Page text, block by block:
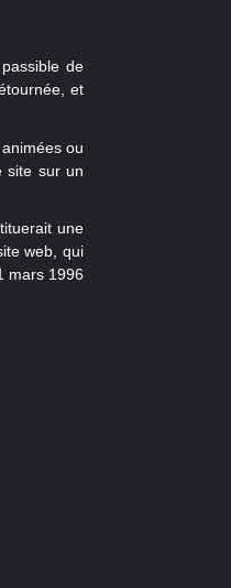
de
et
ou
site sur un
une
web, qui
mars 1996